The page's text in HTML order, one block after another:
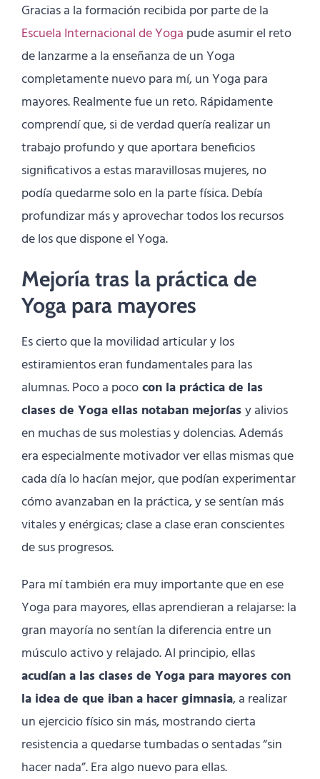
Gracias a la formación recibida por parte de la
Escuela Internacional de Yoga pude asumir el reto
de lanzarme a la enseñanza de un Yoga
completamente nuevo para mí, un Yoga para
mayores. Realmente fue un reto. Rápidamente
comprendí que, si de verdad quería realizar un
trabajo profundo y que aportara beneficios
significativos a estas maravillosas mujeres, no
podía quedarme solo en la parte física. Debía
profundizar más y aprovechar todos los recursos
de los que dispone el Yoga.
Mejoría tras la práctica de
Yoga para mayores
Es cierto que la movilidad articular y los
estiramientos eran fundamentales para las
alumnas. Poco a pococon la práctica de las
clases de Yoga ellas notaban mejoríasy alivios
en muchas de sus molestias y dolencias. Además
era especialmente motivador ver ellas mismas que
cada día lo hacían mejor, que podían experimentar
cómo avanzaban en la práctica, y se sentían más
vitales y enérgicas; clase a clase eran conscientes
de sus progresos.
Para mí también era muy importante que en ese
Yoga para mayores, ellas aprendieran a relajarse: la
gran mayoría no sentían la diferencia entre un
músculo activo y relajado. Al principio, ellas
acudían a las clases de Yoga para mayores con
la idea de que iban a hacer gimnasia, a realizar
un ejercicio físico sin más, mostrando cierta
resistencia a quedarse tumbadas o sentadas “sin
hacer nada”. Era algo nuevo para ellas.